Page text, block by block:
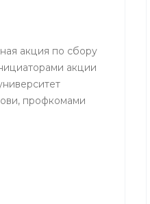
акция по сбору
акции
профкомами